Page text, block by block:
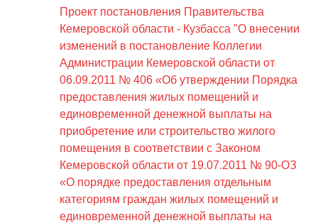
Проект постановления Правительства
Кемеровской области - Кузбасса "О внесении
изменений в постановление Коллегии
Администрации Кемеровской области от
06.09.2011 № 406 «Об утверждении Порядка
предоставления жилых помещений и
единовременной денежной выплаты на
приобретение или строительство жилого
помещения в соответствии с Законом
Кемеровской области от 19.07.2011 № 90-ОЗ
«О порядке предоставления отдельным
категориям граждан жилых помещений и
единовременной денежной выплаты на